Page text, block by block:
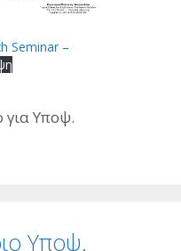
Seminar –
για Υποψ.
Υποψ.